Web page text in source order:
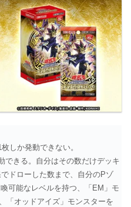
しか発動できない。
きる。自分はその数だけデッキ
ドローした数まで、自分のPゾ
可能なレベルを持つ、「EM」モ
「オッドアイズ」モンスターを